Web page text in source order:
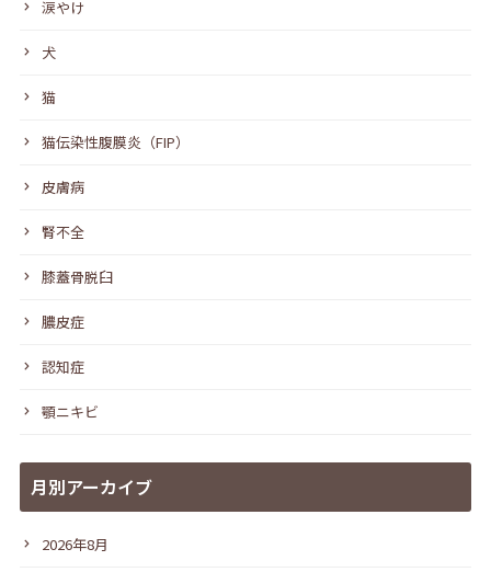
涙やけ
犬
猫
猫伝染性腹膜炎（FIP）
皮膚病
腎不全
膝蓋骨脱臼
膿皮症
認知症
顎ニキビ
月別アーカイブ
2026年8月